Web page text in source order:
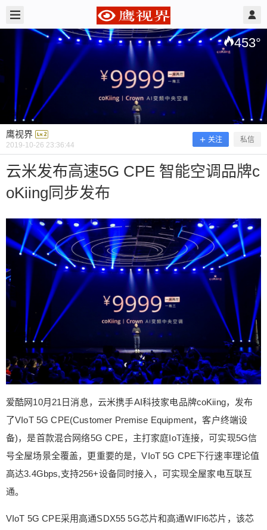
453°
鹰视界
2019-10-26 23:36:44
关注 私信
云米发布高速5G CPE 智能空调品牌c
oKiing同步发布
爱酷网10月21日消息，云米携手AI科技家电品牌coKiing，发布
了VIoT 5G CPE(Customer Premise Equipment，客户终端设
备)，是首款混合网络5G CPE，主打家庭IoT连接，可实现5G信
号全屋场景全覆盖，更重要的是，VIoT 5G CPE下行速率理论值
高达3.4Gbps,支持256+设备同时接入，可实现全屋家电互联互
通。
VIoT 5G CPE采用高通SDX55 5G芯片和高通WIFI6芯片，该芯
鹰视界 @ 鹰视界 2019/10/26
云米发布高速5G CPE 智能空调品牌co
Kiing同步发布
爱酷网10月21日消息，云米携手AI科技家电品牌co
Kiing，发布了VIoT 5G CPE(Customer Premise Eq
uipment，客户终端设备)，是首款混合网络5G CP
E，主打家庭IoT连接，可实现5G信号全屋场景全覆
盖，更重要的是，VIoT 5G CPE下行速率理论值高
达3.4Gbps,支持256+设备同时接入，可实现全屋家
电互联互通。 VIoT 5G CPE采用高通SDX55 5G芯
片和高通WIFI6芯片，该芯片实现了5G CPE上的Wi
Fi6应用，3066Mbps峰值下载速度，可发挥5G最大
5G CPE还支持5G和4G全网通全频段，稳定不易掉
线，NSA/SA两种组网模式可以自由切换转化信号，
不受当地运营商限制，有效保证网络高速、流畅。
经实际测试，VIoT 5G CPE的5G下行速率理论值高
达3.4Gbps，远超HUAWEI 2.33Gbps，观看4K视频
信号的质量与天线息息相关，VIoT 5G CPE拥有创
新四维全向5G天线模组设计，超HUAWEI 两维，因
扫描二维码继续阅读